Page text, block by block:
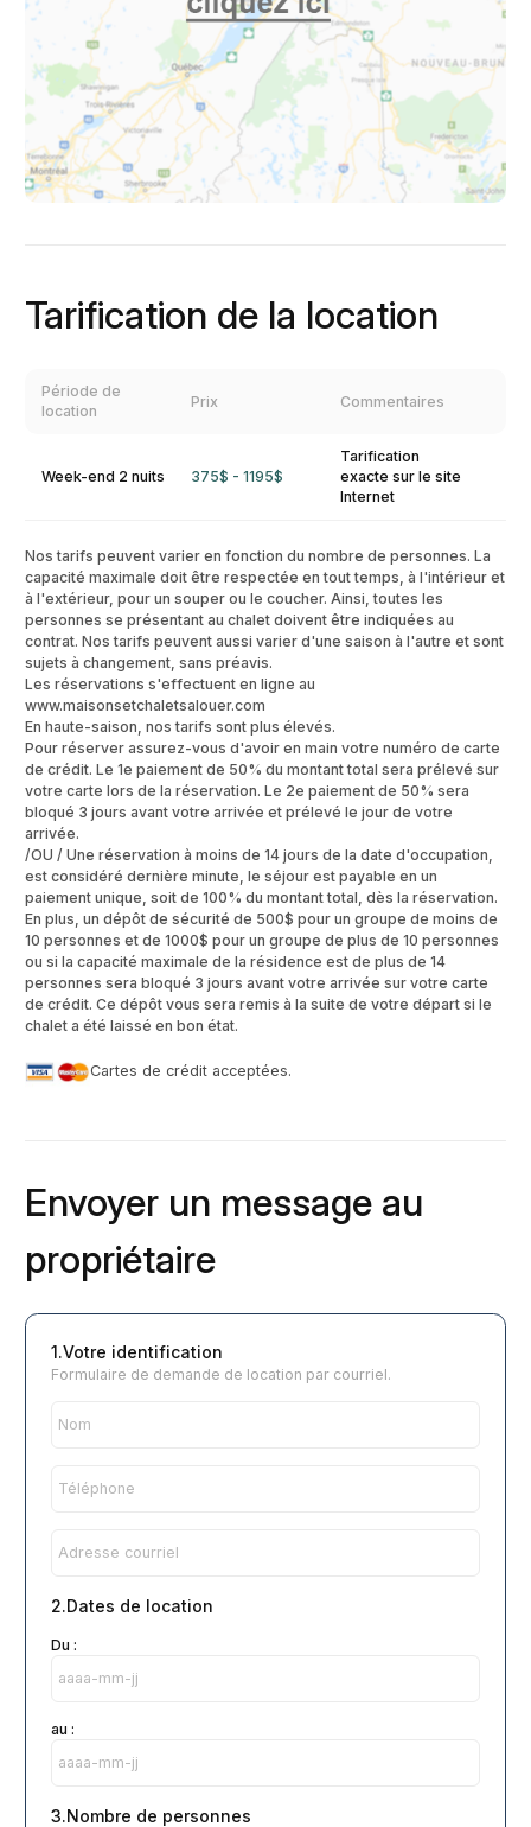
Envoyer un message au
propriétaire
Formulaire de demande de location par courriel.
1.Votre identification
2.Dates de location
Du :
au :
3.Nombre de personnes
Tarification de la location
Période de
location
Prix Commentaires
Week-end 2 nuits 375$ - 1195$
Tarification
exacte sur le site
Internet
Nos tarifs peuvent varier en fonction du nombre de personnes. La
capacité maximale doit être respectée en tout temps, à l'intérieur et
à l'extérieur, pour un souper ou le coucher. Ainsi, toutes les
personnes se présentant au chalet doivent être indiquées au
contrat. Nos tarifs peuvent aussi varier d'une saison à l'autre et sont
sujets à changement, sans préavis.
Les réservations s'effectuent en ligne au
www.maisonsetchaletsalouer.com
En haute-saison, nos tarifs sont plus élevés.
Pour réserver assurez-vous d'avoir en main votre numéro de carte
de crédit. Le 1e paiement de 50% du montant total sera prélevé sur
votre carte lors de la réservation. Le 2e paiement de 50% sera
bloqué 3 jours avant votre arrivée et prélevé le jour de votre
arrivée.
/OU / Une réservation à moins de 14 jours de la date d'occupation,
est considéré dernière minute, le séjour est payable en un
paiement unique, soit de 100% du montant total, dès la réservation.
En plus, un dépôt de sécurité de 500$ pour un groupe de moins de
10 personnes et de 1000$ pour un groupe de plus de 10 personnes
ou si la capacité maximale de la résidence est de plus de 14
personnes sera bloqué 3 jours avant votre arrivée sur votre carte
de crédit. Ce dépôt vous sera remis à la suite de votre départ si le
chalet a été laissé en bon état.
Cartes de crédit acceptées.